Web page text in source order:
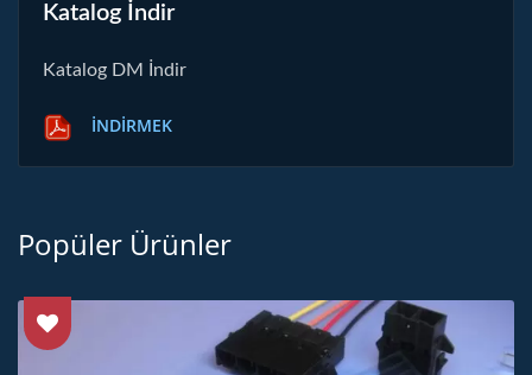
Katalog İndir
Katalog DM İndir
İNDIRMEK
Popüler Ürünler